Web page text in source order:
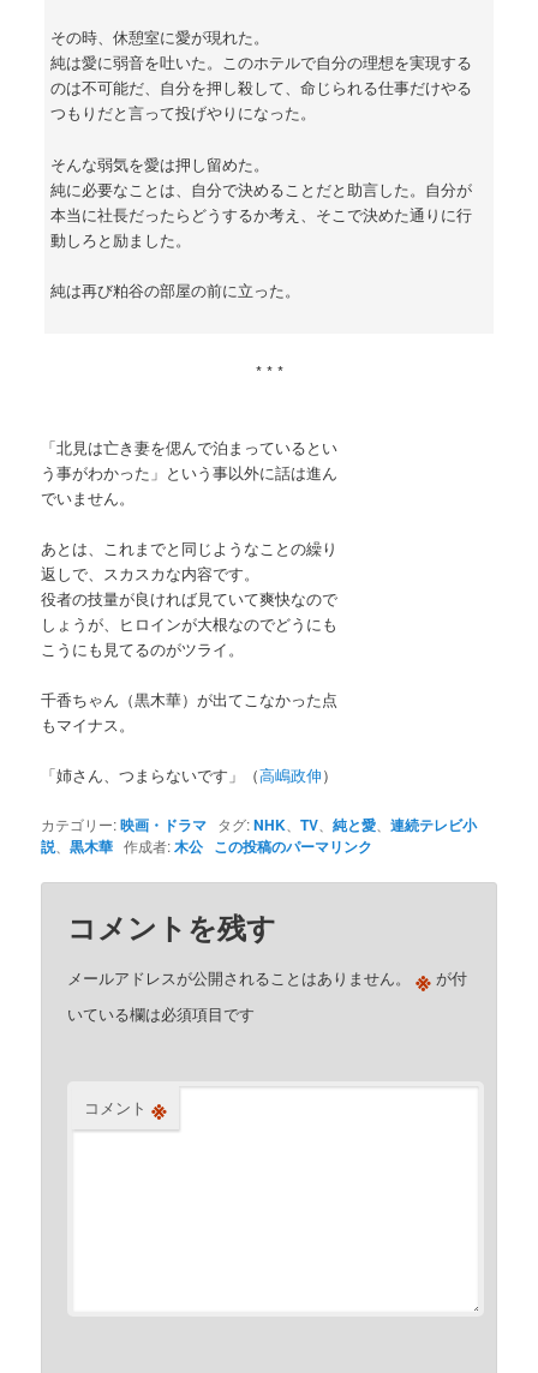
その時、休憩室に愛が現れた。
純は愛に弱音を吐いた。このホテルで自分の理想を実現する
のは不可能だ、自分を押し殺して、命じられる仕事だけやる
つもりだと言って投げやりになった。
そんな弱気を愛は押し留めた。
純に必要なことは、自分で決めることだと助言した。自分が
本当に社長だったらどうするか考え、そこで決めた通りに行
動しろと励ました。
純は再び粕谷の部屋の前に立った。
* * *
「北見は亡き妻を偲んで泊まっているとい
う事がわかった」という事以外に話は進ん
でいません。
あとは、これまでと同じようなことの繰り
返しで、スカスカな内容です。
役者の技量が良ければ見ていて爽快なので
しょうが、ヒロインが大根なのでどうにも
こうにも見てるのがツライ。
千香ちゃん（黒木華）が出てこなかった点
もマイナス。
「姉さん、つまらないです」（高嶋政伸）
カテゴリー:映画・ドラマ タグ:NHK 、TV 、純と愛 、連続テレビ小
説 、黒木華 作成者:木公 この投稿のパーマリンク
コメントを残す
メールアドレスが公開されることはありません。 ※ が付
いている欄は必須項目です
コメント ※